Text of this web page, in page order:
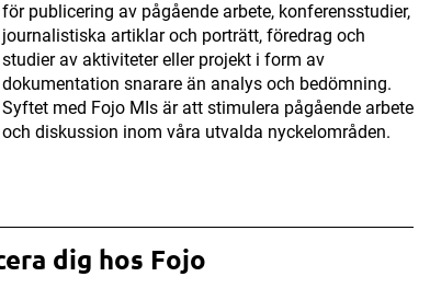
för publicering av pågående arbete, konferensstudier,
journalistiska artiklar och porträtt, föredrag och
studier av aktiviteter eller projekt i form av
dokumentation snarare än analys och bedömning.
Syftet med Fojo MIs är att stimulera pågående arbete
och diskussion inom våra utvalda nyckelområden.
dig hos Fojo